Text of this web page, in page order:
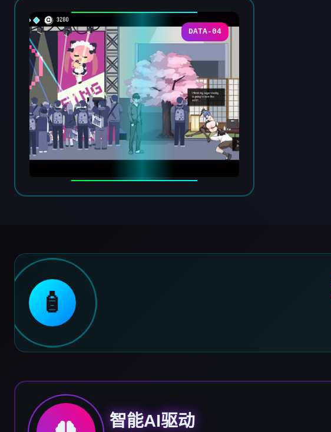
DATA-04
🧴
智能AI驱动